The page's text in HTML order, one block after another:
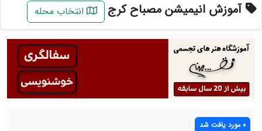
آموزش انیمیشن مصباح کرج انتخاب محله
0 مورد یافت شد